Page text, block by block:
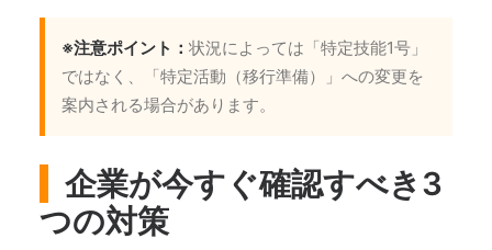
※注意ポイント： 状況によっては「特定技能1号」
ではなく、「特定活動（移行準備）」への変更を
案内される場合があります。
企業が今すぐ確認すべき3
つの対策